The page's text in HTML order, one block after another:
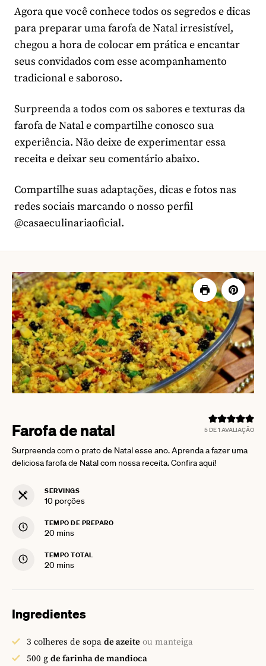
Agora que você conhece todos os segredos e dicas
para preparar uma farofa de Natal irresistível,
chegou a hora de colocar em prática e encantar
seus convidados com esse acompanhamento
tradicional e saboroso.
Surpreenda a todos com os sabores e texturas da
farofa de Natal e compartilhe conosco sua
experiência. Não deixe de experimentar essa
receita e deixar seu comentário abaixo.
Compartilhe suas adaptações, dicas e fotos nas
redes sociais marcando o nosso perfil
@casaeculinariaoficial.
5DE 1 AVALIAÇÃO
Farofa de natal
Surpreenda com o prato de Natal esse ano. Aprenda a fazer uma
deliciosa farofa de Natal com nossa receita. Confira aqui!
SERVINGS
10 porções
TEMPO DE PREPARO
20minutes
mins
TEMPO TOTAL
20minutes
mins
Ingredientes
3 colheres de sopa de azeite ou manteiga
500 g de farinha de mandioca